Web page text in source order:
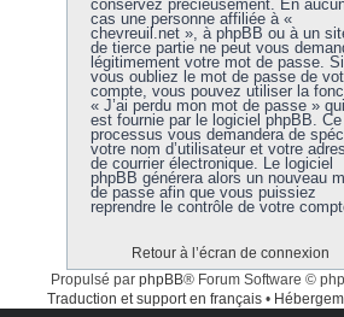
conservez précieusement. En
cas une personne affiliée à «
chevreuil.net », à phpBB ou à un
de tierce partie ne peut vous
légitimement votre mot de passe. Si
vous oubliez le mot de passe de
compte, vous pouvez utiliser la
« J’ai perdu mon mot de passe » qui
est fournie par le logiciel phpBB. Ce
processus vous demandera de
votre nom d’utilisateur et votre
de courrier électronique. Le logiciel
phpBB générera alors un nouveau
de passe afin que vous puissiez
reprendre le contrôle de votre
Retour à l’écran de connexion
Propulsé par phpBB® Forum Software ©
Traduction et support en français •